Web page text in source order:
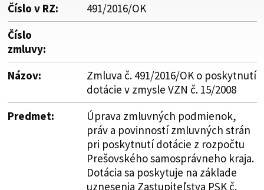
Číslo v RZ:
491/2016/OK
Číslo
zmluvy:
Názov:
Zmluva č. 491/2016/OK o poskytnutí
dotácie v zmysle VZN č. 15/2008
Predmet:
Úprava zmluvných podmienok,
práv a povinností zmluvných strán
pri poskytnutí dotácie z rozpočtu
Prešovského samosprávneho kraja.
Dotácia sa poskytuje na základe
uznesenia Zastupiteľstva PSK č.